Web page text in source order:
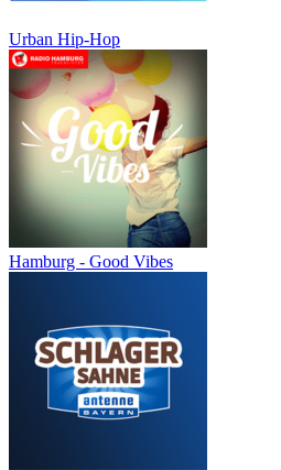
Urban Hip-Hop
Hamburg - Good Vibes